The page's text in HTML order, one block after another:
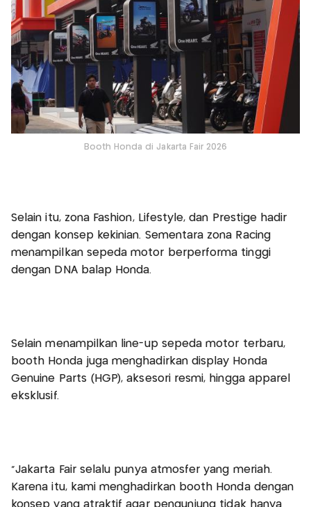
Booth Honda di Jakarta Fair 2026
Selain itu, zona Fashion, Lifestyle, dan Prestige hadir
dengan konsep kekinian. Sementara zona Racing
menampilkan sepeda motor berperforma tinggi
dengan DNA balap Honda.
Selain menampilkan line-up sepeda motor terbaru,
booth Honda juga menghadirkan display Honda
Genuine Parts (HGP), aksesori resmi, hingga apparel
eksklusif.
“Jakarta Fair selalu punya atmosfer yang meriah.
Karena itu, kami menghadirkan booth Honda dengan
konsep yang atraktif agar pengunjung tidak hanya